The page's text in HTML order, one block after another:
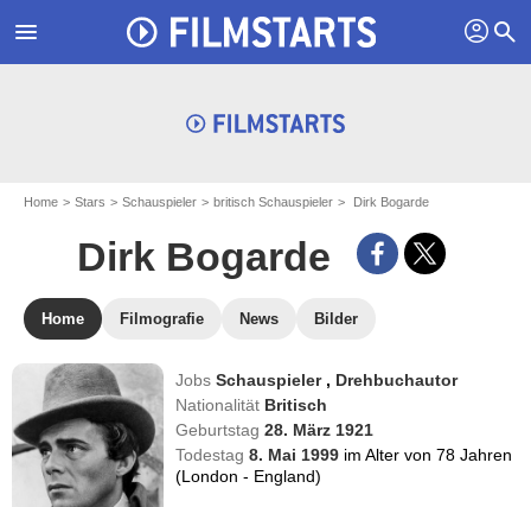
menu profil search
Home Stars Schauspieler britisch Schauspieler Dirk Bogarde
Dirk Bogarde
Home Filmografie News Bilder
JobsSchauspieler , Drehbuchautor
Nationalität Britisch
Geburtstag28. März 1921
Todestag8. Mai 1999 im Alter von 78 Jahren
(London - England)